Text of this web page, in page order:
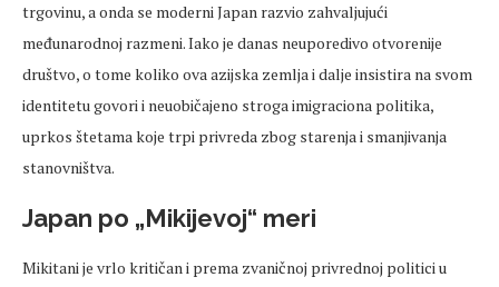
trgovinu, a onda se moderni Japan razvio zahvaljujući
međunarodnoj razmeni. Iako je danas neuporedivo otvorenije
društvo, o tome koliko ova azijska zemlja i dalje insistira na svom
identitetu govori i neuobičajeno stroga imigraciona politika,
uprkos štetama koje trpi privreda zbog starenja i smanjivanja
stanovništva.
Japan po „Mikijevoj“ meri
Mikitani je vrlo kritičan i prema zvaničnoj privrednoj politici u